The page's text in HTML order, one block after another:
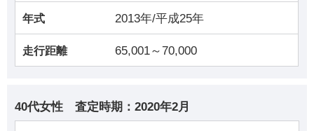
年式 2013年/平成25年
走行距離 65,001～70,000
40代女性 査定時期： 2020年2月